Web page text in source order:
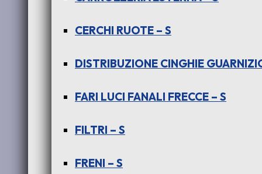
CERCHI RUOTE – S
DISTRIBUZIONE CINGHIE
FARI LUCI FANALI FRECCE – S
FILTRI – S
FRENI – S